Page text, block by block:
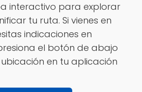
interactivo para explorar
tu ruta. Si vienes en
indicaciones en
el botón de abajo
en tu aplicación